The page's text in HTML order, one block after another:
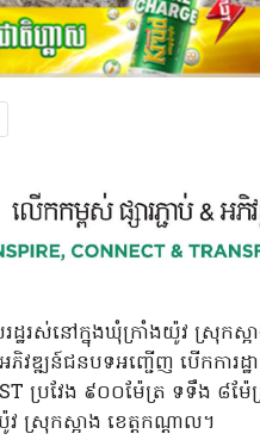
ឋរស់នៅក្នុងឃុំក្រាំងយ៉ូវ ស្រុកស្អ
ឌ្ឍន៍ជនបទអញ្ជើញ បើកការដ្ឋាន
ប្រវែង ៩០០ម៉ែត្រ ទទឹង ៨ម៉ែ
ស្រុកស្អាង ខេត្តកណ្តាល។